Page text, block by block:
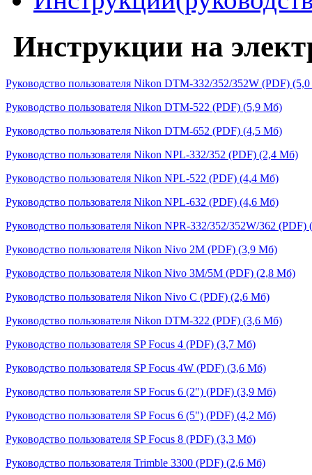
Инструкции на
Руководство пользователя Nikon DTM-332/352/352W (PDF)
Руководство пользователя Nikon DTM-522 (PDF) (5,9 Мб)
Руководство пользователя Nikon DTM-652 (PDF) (4,5 Мб)
Руководство пользователя Nikon NPL-332/352 (PDF) (2,4 Мб)
Руководство пользователя Nikon NPL-522 (PDF) (4,4 Мб)
Руководство пользователя Nikon NPL-632 (PDF) (4,6 Мб)
Руководство пользователя Nikon NPR-332/352/352W/362
Руководство пользователя Nikon Nivo 2M (PDF) (3,9 Мб)
Руководство пользователя Nikon Nivo 3M/5M (PDF) (2,8 Мб)
Руководство пользователя Nikon Nivo С (PDF) (2,6 Мб)
Руководство пользователя Nikon DTM-322 (PDF) (3,6 Мб)
Руководство пользователя SP Focus 4 (PDF) (3,7 Мб)
Руководство пользователя SP Focus 4W (PDF) (3,6 Мб)
Руководство пользователя SP Focus 6 (2") (PDF) (3,9 Мб)
Руководство пользователя SP Focus 6 (5") (PDF) (4,2 Мб)
Руководство пользователя SP Focus 8 (PDF) (3,3 Мб)
Руководство пользователя Trimble 3300 (PDF) (2,6 Мб)